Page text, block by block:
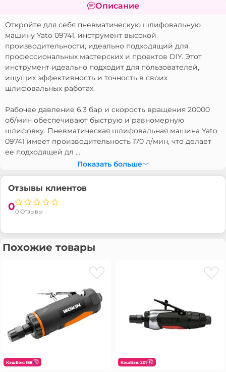
Описание
Откройте для себя пневматическую шлифовальную
машину Yato 09741, инструмент высокой
производительности, идеально подходящий для
профессиональных мастерских и проектов DIY. Этот
инструмент идеально подходит для пользователей,
ищущих эффективность и точность в своих
шлифовальных работах.
Рабочее давление 6.3 бар и скорость вращения 20000
об/мин обеспечивают быструю и равномерную
шлифовку. Пневматическая шлифовальная машина Yato
09741 имеет производительность 170 л/мин, что делает
ее подходящей дл ...
Показать больше
Отзывы клиентов
00 Отзывы
Похожие товары
КэшБэк: 188 КэшБэк: 201